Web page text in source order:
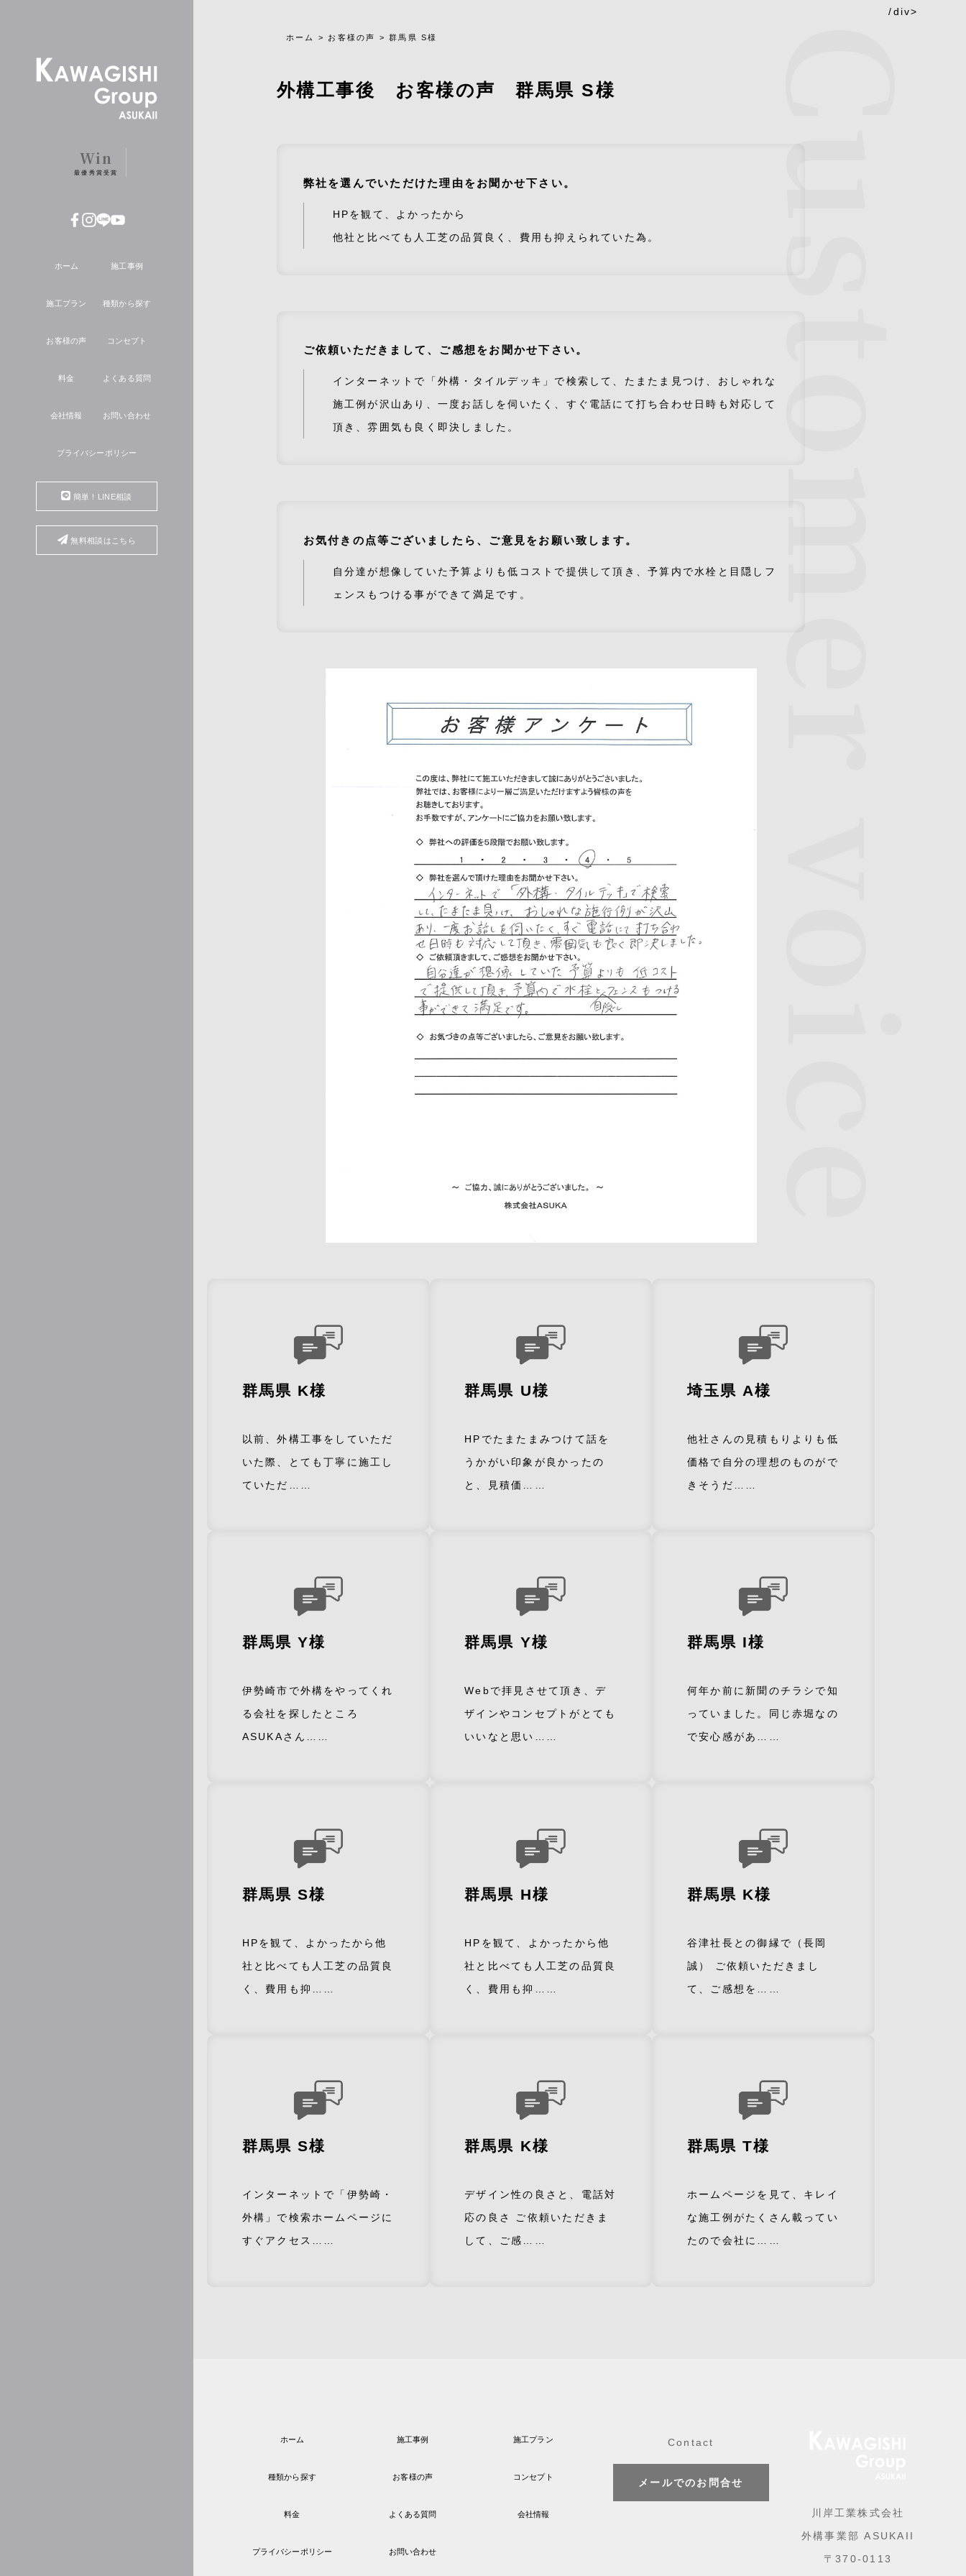
Win
最優秀賞受賞
ホーム 施工事例
施工プラン 種類から探す
お客様の声 コンセプト
料金 よくある質問
会社情報 お問い合わせ
プライバシーポリシー
簡単！LINE相談
無料相談はこちら
ホーム > お客様の声 >群馬県 S様 Customer voice
外構工事後 お客様の声 群馬県 S様
弊社を選んでいただけた理由をお聞かせ下さい。
HPを観て、よかったから
他社と比べても人工芝の品質良く、費用も抑えられていた為。
ご依頼いただきまして、ご感想をお聞かせ下さい。
インターネットで「外構・タイルデッキ」で検索して、たまたま見つけ、おしゃれな
施工例が沢山あり、一度お話しを伺いたく、すぐ電話にて打ち合わせ日時も対応して
頂き、雰囲気も良く即決しました。
お気付きの点等ございましたら、ご意見をお願い致します。
自分達が想像していた予算よりも低コストで提供して頂き、予算内で水栓と目隠しフ
ェンスもつける事ができて満足です。
群馬県 K様
以前、外構工事をしていただ
いた際、とても丁寧に施工し
ていただ……
群馬県 U様
HPでたまたまみつけて話を
うかがい印象が良かったの
と、見積価……
埼玉県 A様
他社さんの見積もりよりも低
価格で自分の理想のものがで
きそうだ……
群馬県 Y様
伊勢崎市で外構をやってくれ
る会社を探したところ
ASUKAさん……
群馬県 Y様
Webで拝見させて頂き、デ
ザインやコンセプトがとても
いいなと思い……
群馬県 I様
何年か前に新聞のチラシで知
っていました。同じ赤堀なの
で安心感があ……
群馬県 S様
HPを観て、よかったから他
社と比べても人工芝の品質良
く、費用も抑……
群馬県 H様
HPを観て、よかったから他
社と比べても人工芝の品質良
く、費用も抑……
群馬県 K様
谷津社長との御縁で（長岡
誠） ご依頼いただきまし
て、ご感想を……
群馬県 S様
インターネットで「伊勢崎・
外構」で検索ホームページに
すぐアクセス……
群馬県 K様
デザイン性の良さと、電話対
応の良さ ご依頼いただきま
して、ご感……
群馬県 T様
ホームページを見て、キレイ
な施工例がたくさん載ってい
たので会社に……
/div>
ホーム 施工事例 施工プラン
種類から探す お客様の声 コンセプト
料金 よくある質問 会社情報
プライバシーポリシー お問い合わせ
Contact
メールでのお問合せ
川岸工業株式会社
外構事業部 ASUKAII
〒370-0113